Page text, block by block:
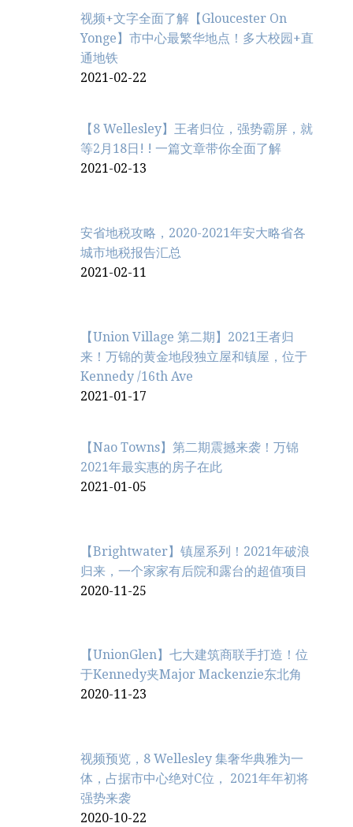
视频+文字全面了解【Gloucester On
Yonge】市中心最繁华地点！多大校园+直
通地铁
2021-02-22
【8 Wellesley】王者归位，强势霸屏，就
等2月18日! ! 一篇文章带你全面了解
2021-02-13
安省地税攻略，2020-2021年安大略省各
城市地税报告汇总
2021-02-11
【Union Village 第二期】2021王者归
来！万锦的黄金地段独立屋和镇屋，位于
Kennedy /16th Ave
2021-01-17
【Nao Towns】第二期震撼来袭！万锦
2021年最实惠的房子在此
2021-01-05
【Brightwater】镇屋系列！2021年破浪
归来，一个家家有后院和露台的超值项目
2020-11-25
【UnionGlen】七大建筑商联手打造！位
于Kennedy夹Major Mackenzie东北角
2020-11-23
视频预览，8 Wellesley 集奢华典雅为一
体，占据市中心绝对C位， 2021年年初将
强势来袭
2020-10-22